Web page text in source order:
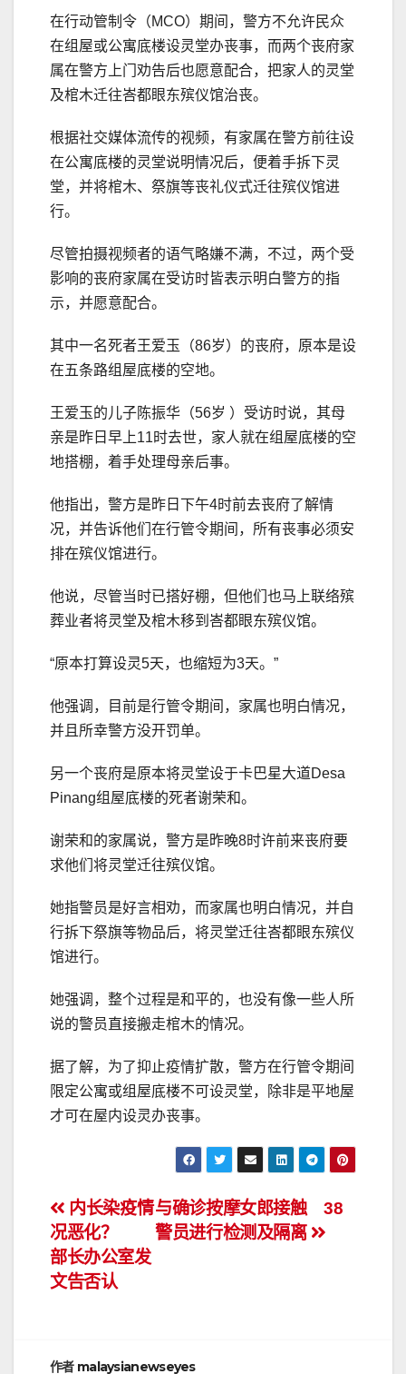
在行动管制令（MCO）期间，警方不允许民众
在组屋或公寓底楼设灵堂办丧事，而两个丧府家
属在警方上门劝告后也愿意配合，把家人的灵堂
及棺木迁往峇都眼东殡仪馆治丧。
根据社交媒体流传的视频，有家属在警方前往设
在公寓底楼的灵堂说明情况后，便着手拆下灵
堂，并将棺木、祭旗等丧礼仪式迁往殡仪馆进
行。
尽管拍摄视频者的语气略嫌不满，不过，两个受
影响的丧府家属在受访时皆表示明白警方的指
示，并愿意配合。
其中一名死者王爱玉（86岁）的丧府，原本是设
在五条路组屋底楼的空地。
王爱玉的儿子陈振华（56岁 ）受访时说，其母
亲是昨日早上11时去世，家人就在组屋底楼的空
地搭棚，着手处理母亲后事。
他指出，警方是昨日下午4时前去丧府了解情
况，并告诉他们在行管令期间，所有丧事必须安
排在殡仪馆进行。
他说，尽管当时已搭好棚，但他们也马上联络殡
葬业者将灵堂及棺木移到峇都眼东殡仪馆。
“原本打算设灵5天，也缩短为3天。”
他强调，目前是行管令期间，家属也明白情况，
并且所幸警方没开罚单。
另一个丧府是原本将灵堂设于卡巴星大道Desa
Pinang组屋底楼的死者谢荣和。
谢荣和的家属说，警方是昨晚8时许前来丧府要
求他们将灵堂迁往殡仪馆。
她指警员是好言相劝，而家属也明白情况，并自
行拆下祭旗等物品后，将灵堂迁往峇都眼东殡仪
馆进行。
她强调，整个过程是和平的，也没有像一些人所
说的警员直接搬走棺木的情况。
据了解，为了抑止疫情扩散，警方在行管令期间
限定公寓或组屋底楼不可设灵堂，除非是平地屋
才可在屋内设灵办丧事。
文
章
导
与确诊按摩女郎接触 38
警员进行检测及隔离
内长染疫情
况恶化？
部长办公室发
文告否认
作者 malaysianewseyes